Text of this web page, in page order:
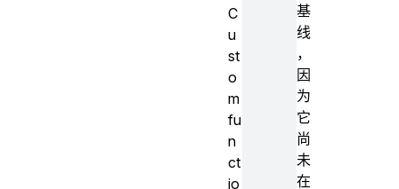
基
线
，
因
为
它
尚
未
在
C
u
st
o
m
fu
n
ct
io